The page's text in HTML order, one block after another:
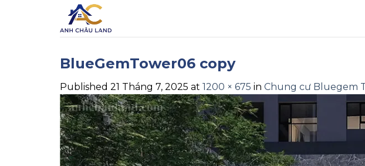
BlueGemTower06 copy
Published 21 Tháng 7, 2025 at 1200 × 675 in Chung cư Bluegem